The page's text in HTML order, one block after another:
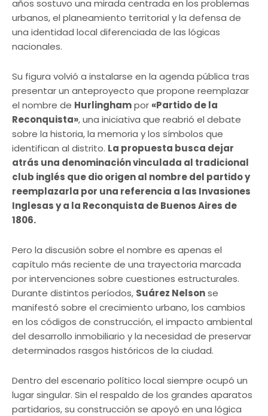
años sostuvo una mirada centrada en los problemas
urbanos, el planeamiento territorial y la defensa de
una identidad local diferenciada de las lógicas
nacionales.
Su figura volvió a instalarse en la agenda pública tras
presentar un anteproyecto que propone reemplazar
el nombre de Hurlinghampor «Partido de la
Reconquista», una iniciativa que reabrió el debate
sobre la historia, la memoria y los símbolos que
identifican al distrito. La propuesta busca dejar
atrás una denominación vinculada al tradicional
club inglés que dio origen al nombre del partido y
reemplazarla por una referencia a las Invasiones
Inglesas y a la Reconquista de Buenos Aires de
1806.
Pero la discusión sobre el nombre es apenas el
capítulo más reciente de una trayectoria marcada
por intervenciones sobre cuestiones estructurales.
Durante distintos períodos, Suárez Nelsonse
manifestó sobre el crecimiento urbano, los cambios
en los códigos de construcción, el impacto ambiental
del desarrollo inmobiliario y la necesidad de preservar
determinados rasgos históricos de la ciudad.
Dentro del escenario político local siempre ocupó un
lugar singular. Sin el respaldo de los grandes aparatos
partidarios, su construcción se apoyó en una lógica